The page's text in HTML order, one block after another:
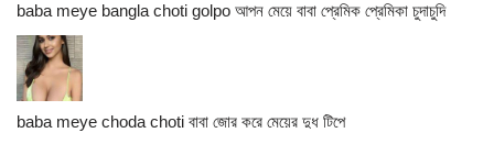
baba meye bangla choti golpo আপন মেয়ে বাবা প্রেমিক প্রেমিকা চুদাচুদি
baba meye choda choti বাবা জোর করে মেয়ের দুধ টিপে